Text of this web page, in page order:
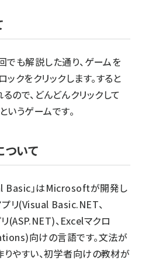
でも解説した通り、ゲームを
クをクリックします。すると
ので、どんどんクリックして
いうゲームです。
ついて
Basic」はMicrosoftが開発し
リ(Visual Basic.NET、
(ASP.NET)、Excelマクロ
向けの言語です。文法が
りやすい、初学者向けの教材が